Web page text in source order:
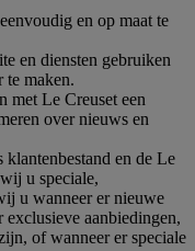
en op maat te
en diensten gebruiken
te maken.
met Le Creuset een
over nieuws en
en de Le
u speciale,
u wanneer er nieuwe
aanbiedingen,
of wanneer er speciale